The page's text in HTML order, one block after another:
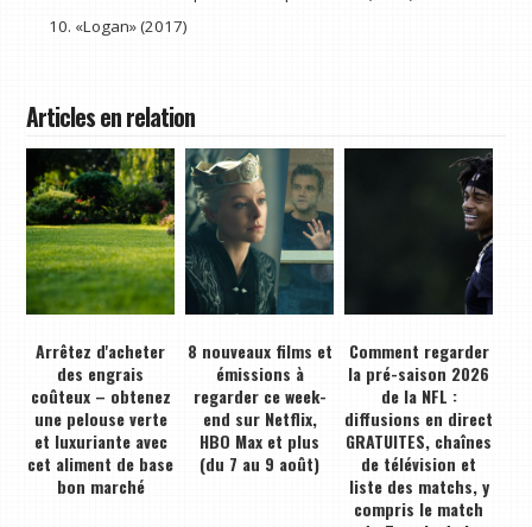
«Logan» (2017)
Articles en relation
Arrêtez d'acheter
des engrais
coûteux – obtenez
une pelouse verte
et luxuriante avec
cet aliment de base
bon marché
8 nouveaux films et
émissions à
regarder ce week-
end sur Netflix,
HBO Max et plus
(du 7 au 9 août)
Comment regarder
la pré-saison 2026
de la NFL :
diffusions en direct
GRATUITES, chaînes
de télévision et
liste des matchs, y
compris le match